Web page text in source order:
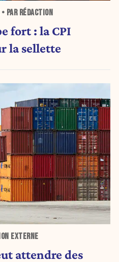
• PAR RÉDACTION
fort : la CPI
la sellette
EXTERNE
attendre des